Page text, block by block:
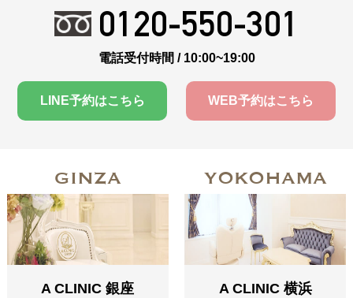
0120-550-301
電話受付時間 / 10:00~19:00
LINE予約はこちら WEB予約はこちら
GINZA
A CLINIC 銀座
YOKOHAMA
A CLINIC 横浜